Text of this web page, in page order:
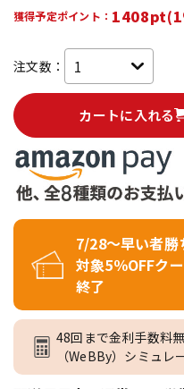
獲得予定ポイント：
注文数：
カートに入れる
7/28～早い者勝
対象5％OFFク
終了
48回まで金利手数料
（WeBBy）シミュレ